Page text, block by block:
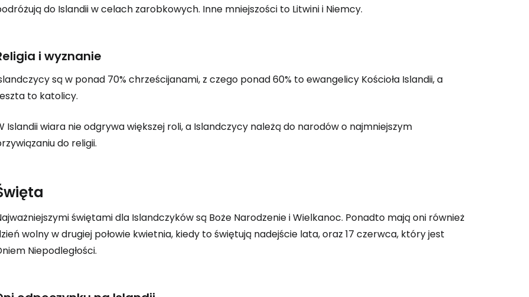
do Islandii w celach zarobkowych. Inne mniejszości to Litwini i Niemcy.
i wyznanie
są w ponad 70% chrześcijanami, z czego ponad 60% to ewangelicy Kościoła Islandii, a
to katolicy.
Islandii wiara nie odgrywa większej roli, a Islandczycy należą do narodów o najmniejszym
do religii.
świętami dla Islandczyków są Boże Narodzenie i Wielkanoc. Ponadto mają oni również
wolny w drugiej połowie kwietnia, kiedy to świętują nadejście lata, oraz 17 czerwca, który jest
Niepodległości.
Kontynuuj z Facebookiem